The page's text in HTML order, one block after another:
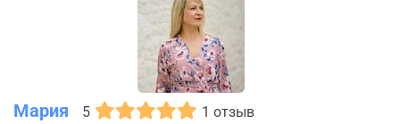
Мария 5
1 отзыв